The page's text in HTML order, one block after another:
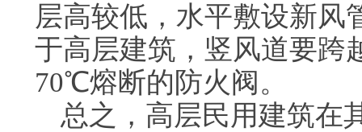
层高较低，水平敷设新风
于高层建筑，竖风道要跨
70℃熔断的防火阀。
总之，高层民用建筑在